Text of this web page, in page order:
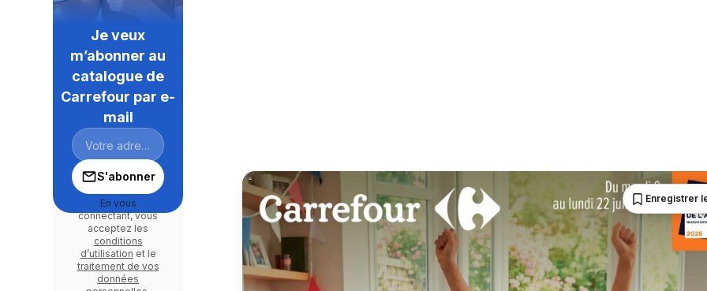
Enregistrer
Je veux
m’abonner au
catalogue de
Carrefour par e-
mail
S'abonner
En vous
connectant, vous
acceptez les
conditions
d’utilisation et le
traitement de vos
données